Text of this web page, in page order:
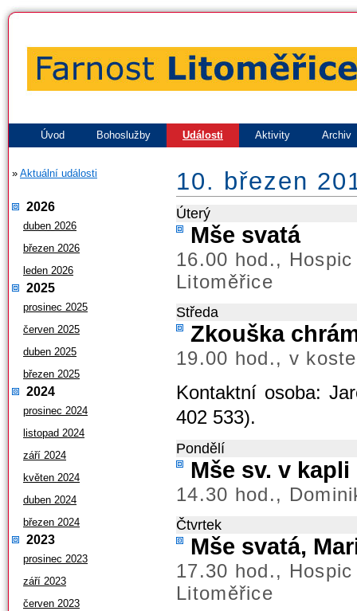
Úvod Bohoslužby Události Aktivity Archiv
» Aktuální události
2026
duben 2026
březen 2026
leden 2026
2025
prosinec 2025
červen 2025
duben 2025
březen 2025
2024
prosinec 2024
listopad 2024
září 2024
květen 2024
duben 2024
březen 2024
2023
prosinec 2023
září 2023
červen 2023
10. březen
Úterý
Mše svatá
16.00 hod.,
Litoměřice
Středa
Zkouška
19.00 hod., v
Kontaktní osoba:
402 533).
Pondělí
Mše sv. v
14.30 hod.,
Čtvrtek
Mše svatá,
17.30 hod.,
Litoměřice